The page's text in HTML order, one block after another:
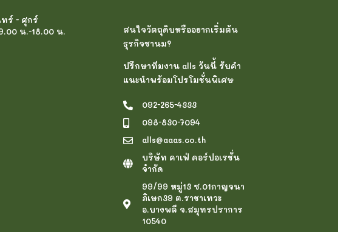
ร์ - ศุกร์
น.-18.00 น.
สนใจวัตถุดิบหรืออยากเริ่มต้น
ธุรกิจชานม?
ปรึกษาทีมงาน alls วันนี้ รับคำ
แนะนำพร้อมโปรโมชั่นพิเศษ
092-265-4333
098-830-7094
alls@aaas.co.th
บริษัท คาเฟ่ คอร์ปอเรชั่น
จำกัด
99/99 หมู่13 ซ.01กาญจนา
ภิเษก39 ต.ราชาเทวะ
อ.บางพลี จ.สมุทรปราการ
10540